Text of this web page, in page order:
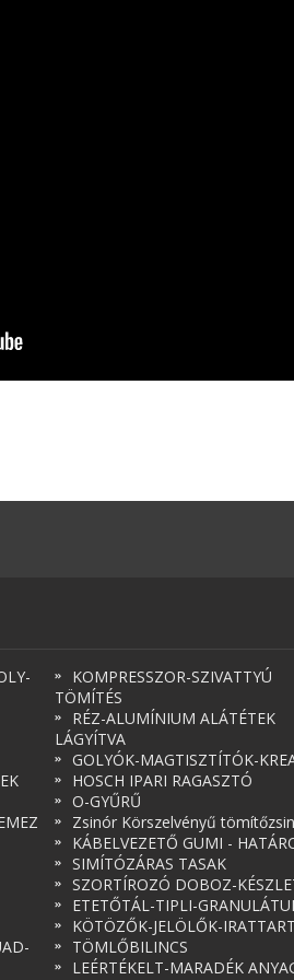
KOMPRESSZOR-SZIVATTYÚ
TÖMÍTÉS
RÉZ-ALUMÍNIUM ALÁTÉTEK
LÁGYÍTVA
GOLYÓK-MAGTISZTÍTÓK-
HOSCH IPARI RAGASZTÓ
O-GYŰRŰ
Zsinór Körszelvényű
KÁBELVEZETŐ GUMI -
SIMÍTÓZÁRAS TASAK
SZORTÍROZÓ DOBOZ-
ETETŐTÁL-TIPLI-
KÖTÖZŐK-JELÖLŐK-
TÖMLŐBILINCS
LEÉRTÉKELT-MARADÉK